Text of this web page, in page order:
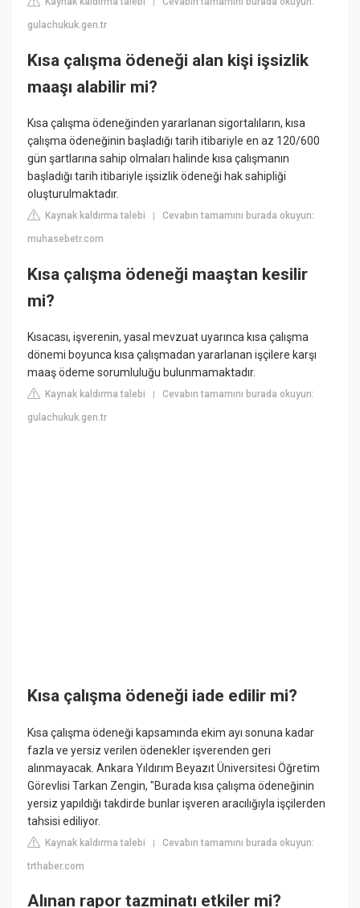
|
gulachukuk.gen.tr
Kısa çalışma ödeneği alan kişi işsizlik
maaşı alabilir mi?
Kısa çalışma ödeneğinden yararlanan sigortalıların, kısa
çalışma ödeneğinin başladığı tarih itibariyle en az 120/600
gün şartlarına sahip olmaları halinde kısa çalışmanın
başladığı tarih itibariyle işsizlik ödeneği hak sahipliği
oluşturulmaktadır.
Kaynak kaldırma talebi |Cevabın tamamını burada okuyun:
muhasebetr.com
Kısa çalışma ödeneği maaştan kesilir
mi?
Kısacası, işverenin, yasal mevzuat uyarınca kısa çalışma
dönemi boyunca kısa çalışmadan yararlanan işçilere karşı
maaş ödeme sorumluluğu bulunmamaktadır.
Kaynak kaldırma talebi |Cevabın tamamını burada okuyun:
gulachukuk.gen.tr
Kısa çalışma ödeneği iade edilir mi?
Kısa çalışma ödeneği kapsamında ekim ayı sonuna kadar
fazla ve yersiz verilen ödenekler işverenden geri
alınmayacak. Ankara Yıldırım Beyazıt Üniversitesi Öğretim
Görevlisi Tarkan Zengin, "Burada kısa çalışma ödeneğinin
yersiz yapıldığı takdirde bunlar işveren aracılığıyla işçilerden
tahsisi ediliyor.
Kaynak kaldırma talebi |Cevabın tamamını burada okuyun:
trthaber.com
Alınan rapor tazminatı etkiler mi?